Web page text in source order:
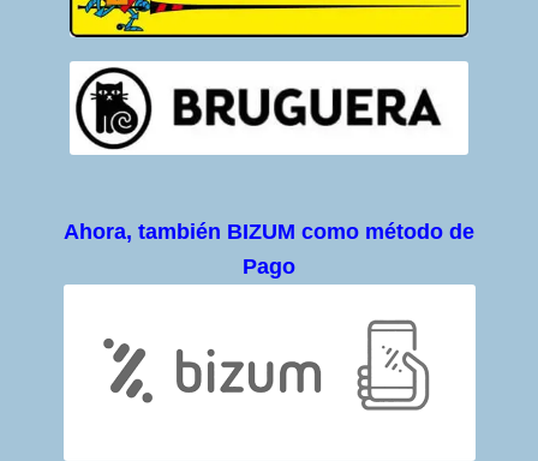
Ahora, también BIZUM como método de
Pago